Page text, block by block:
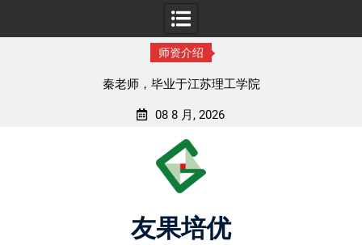
师资介绍
秦老师，毕业于江苏理工学院
08 8 月, 2026
友果培优